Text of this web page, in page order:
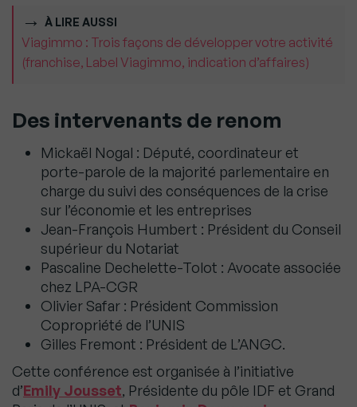
À LIRE AUSSI
Viagimmo : Trois façons de développer votre activité
(franchise, Label Viagimmo, indication d’affaires)
Des intervenants de renom
Mickaël Nogal : Député, coordinateur et
porte-parole de la majorité parlementaire en
charge du suivi des conséquences de la crise
sur l’économie et les entreprises
Jean-François Humbert : Président du Conseil
supérieur du Notariat
Pascaline Dechelette-Tolot : Avocate associée
chez LPA-CGR
Olivier Safar : Président Commission
Copropriété de l’UNIS
Gilles Fremont : Président de L’ANGC.
Cette conférence est organisée à l’initiative
d’Emily Jousset, Présidente du pôle IDF et Grand